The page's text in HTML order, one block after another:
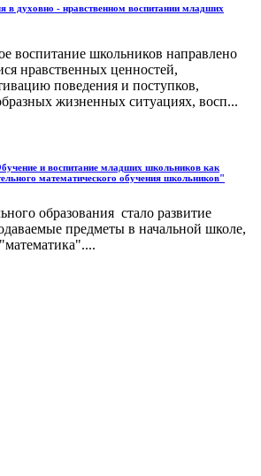
в духовно - нравственном воспитании младших
воспитание школьников направлено
нравственных ценностей,
поведения и поступков,
жизненных ситуациях, восп...
и воспитание младших школьников как
математического обучения школьников"
образования стало развитие
предметы в начальной школе,